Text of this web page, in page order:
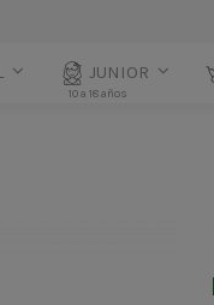
JUNIOR
10 a 18 años